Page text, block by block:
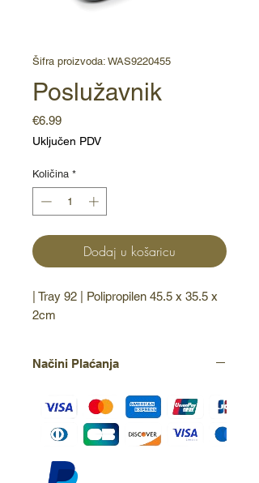
Šifra proizvoda: WAS9220455
Poslužavnik
€6.99Cijena
Uključen PDV
Količina *
Dodaj u košaricu
| Tray 92 | Polipropilen 45.5 x 35.5 x
2cm
Načini Plaćanja